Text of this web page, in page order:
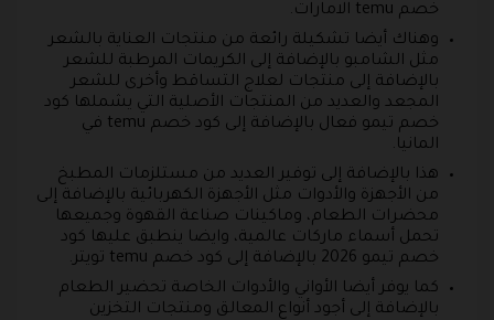
خصم temu الامارات.
وهناك أيضا تشكيلة رائعة من منتجات العناية بالشعر
مثل الشامبو بالإضافة إلى الكريمات المرطبة للشعر
بالإضافة إلى منتجات لعلاج التساقط وأخرى للشعر
المجعد والعديد من المنتجات الأصلية التي يشملها كود
خصم تيمو فعال بالإضافة إلى كود خصم temu في
المانيا.
هذا بالإضافة إلى توفير العديد من مستلزمات المطبخ
من الأجهزة والأدوات مثل الأجهزة الكهربائية بالإضافة إلى
محضرات الطعام، وماكينات صناعة القهوة وجميعها
تحمل أسماء ماركات عالمية، وايضا ينطبق عليها كود
خصم تيمو 2026 بالإضافة إلى كود خصم temu تويتر.
كما يوفر أيضا الأواني والأدوات الخاصة تحضير الطعام
بالإضافة إلى أجود أنواع المعالق ومنتجات التخزين